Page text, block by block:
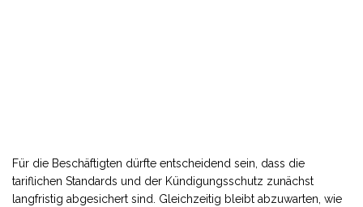
Für die Beschäftigten dürfte entscheidend sein, dass die
tariflichen Standards und der Kündigungsschutz zunächst
langfristig abgesichert sind. Gleichzeitig bleibt abzuwarten, wie